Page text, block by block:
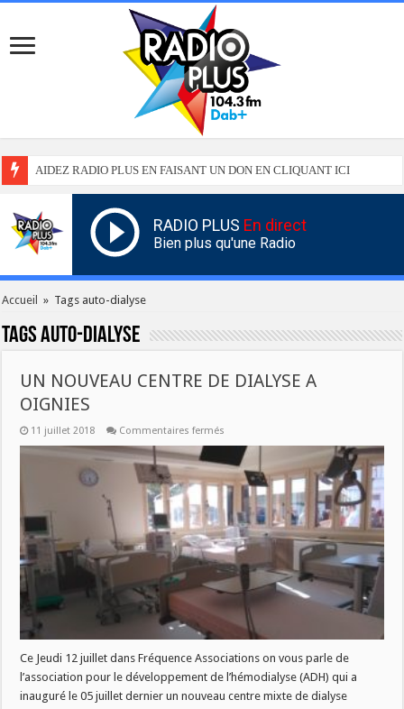
AIDEZ RADIO PLUS EN FAISANT UN DON EN CLIQUANT ICI
RADIO PLUS En direct
Bien plus qu'une Radio
Accueil » Tags auto-dialyse
Tagsauto-dialyse
UN NOUVEAU CENTRE DE DIALYSE A
OIGNIES
11 juillet 2018 Commentaires fermés
NOUVEAU
CENTRE
DE
DIALYSE
OIGNIES
Ce Jeudi 12 juillet dans Fréquence Associations on vous parle de
l’association pour le développement de l’hémodialyse (ADH) qui a
inauguré le 05 juillet dernier un nouveau centre mixte de dialyse